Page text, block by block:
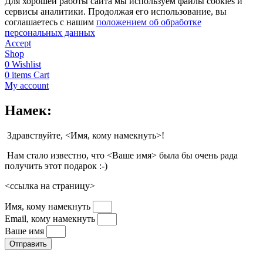
сервисы аналитики. Продолжая его использование, вы
соглашаетесь с нашим положением об обработке
персональных данных
Accept
Shop
0 Wishlist
0 items Cart
My account
Намек:
Здравствуйте, <Имя, кому намекнуть>!
Нам стало известно, что <Ваше имя> была бы очень рада
получить этот подарок :-)
<ссылка на страницу>
Имя, кому намекнуть
Email, кому намекнуть
Ваше имя
Отправить